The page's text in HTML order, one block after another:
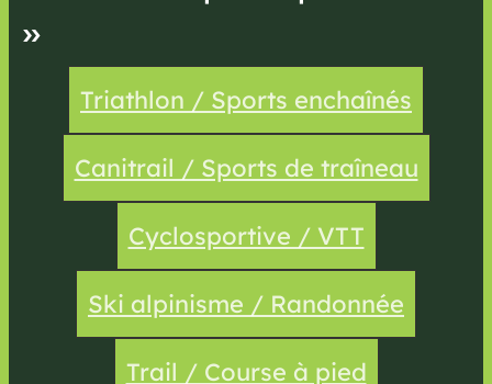
»
Triathlon / Sports enchaînés
Canitrail / Sports de traîneau
Cyclosportive / VTT
Ski alpinisme / Randonnée
Trail / Course à pied